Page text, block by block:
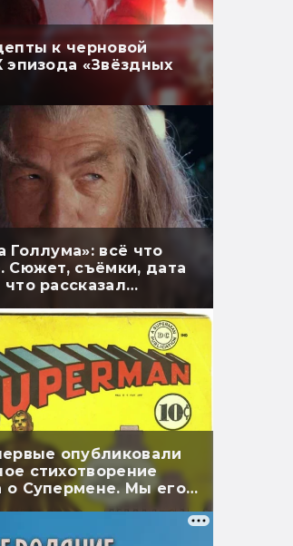
к черновой
эпизода «Звёздных
Голлума»: всё что
Сюжет, съёмки, дата
рассказал
опубликовали
стихотворение
о Супермене. Мы его